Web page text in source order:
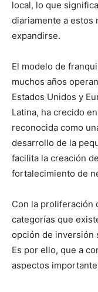
local, lo que
diariamente a estos
expandirse.
El modelo de
muchos años
Estados Unidos y
Latina, ha crecido
reconocida como
desarrollo de la
facilita la creación
fortalecimiento de
Con la proliferación
categorías que
opción de inversión
Es por ello, que a
aspectos